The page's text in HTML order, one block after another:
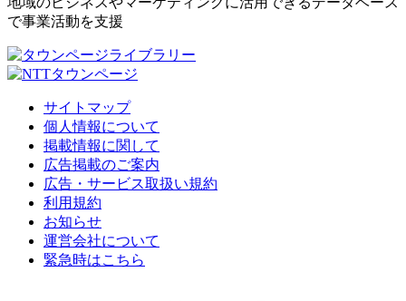
で事業活動を支援
サイトマップ
個人情報について
掲載情報に関して
広告掲載のご案内
広告・サービス取扱い規約
利用規約
お知らせ
運営会社について
緊急時はこちら